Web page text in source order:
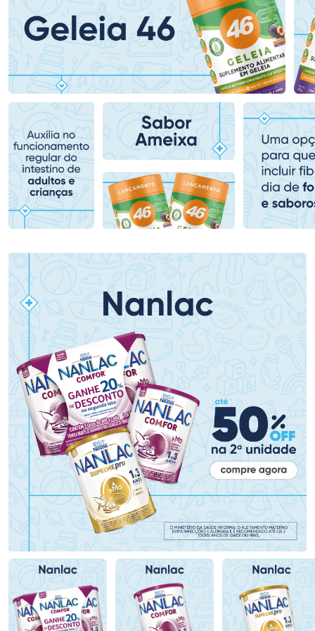
Ativar Desconto
Comprar sem Desconto
Por R$ 75,99/cada
Comprar sem Desconto
Por R$ 75,99/cada
Ativar Desconto
Comprar sem Desconto
Por R$ 90,99/cada
Comprar sem Desconto
Por R$ 90,99/cada